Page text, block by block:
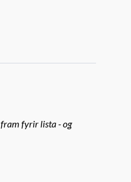
fram fyrir lista - og